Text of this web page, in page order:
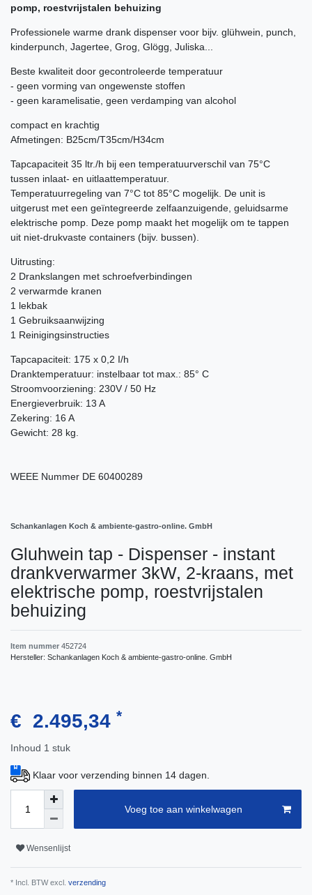
pomp, roestvrijstalen behuizing
Professionele warme drank dispenser voor bijv. glühwein, punch,
kinderpunch, Jagertee, Grog, Glögg, Juliska...
Beste kwaliteit door gecontroleerde temperatuur
- geen vorming van ongewenste stoffen
- geen karamelisatie, geen verdamping van alcohol
compact en krachtig
Afmetingen: B25cm/T35cm/H34cm
Tapcapaciteit 35 ltr./h bij een temperatuurverschil van 75°C
tussen inlaat- en uitlaattemperatuur.
Temperatuurregeling van 7°C tot 85°C mogelijk. De unit is
uitgerust met een geïntegreerde zelfaanzuigende, geluidsarme
elektrische pomp. Deze pomp maakt het mogelijk om te tappen
uit niet-drukvaste containers (bijv. bussen).
Uitrusting:
2 Drankslangen met schroefverbindingen
2 verwarmde kranen
1 lekbak
1 Gebruiksaanwijzing
1 Reinigingsinstructies
Tapcapaciteit: 175 x 0,2 I/h
Dranktemperatuur: instelbaar tot max.: 85° C
Stroomvoorziening: 230V / 50 Hz
Energieverbruik: 13 A
Zekering: 16 A
Gewicht: 28 kg.
WEEE Nummer DE 60400289
Schankanlagen Koch & ambiente-gastro-online. GmbH
Gluhwein tap - Dispenser - instant
drankverwarmer 3kW, 2-kraans, met
elektrische pomp, roestvrijstalen
behuizing
Item nummer 452724
Hersteller: Schankanlagen Koch & ambiente-gastro-online. GmbH
€ 2.495,34 *
Inhoud 1 stuk
Klaar voor verzending binnen 14 dagen.
Voeg toe aan winkelwagen
Wensenlijst
* Incl. BTW excl. verzending